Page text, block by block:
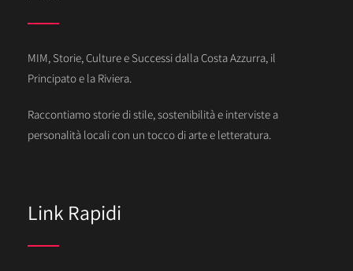
MIM, Storie, Culture e Successi dalla Costa Azzurra, il
Principato e la Riviera.
Raccontiamo storie di stile, sostenibilità e interviste a
personalità locali con un tocco di arte e letteratura.
Link Rapidi